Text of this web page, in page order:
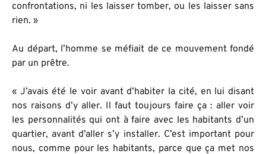
confrontations, ni les laisser tomber, ou les laisser sans
rien. »
Au départ, l’homme se méfiait de ce mouvement fondé
par un prêtre.
« J’avais été le voir avant d’habiter la cité, en lui disant
nos raisons d’y aller. Il faut toujours faire ça : aller voir
les personnalités qui ont à faire avec les habitants d’un
quartier, avant d’aller s’y installer. C’est important pour
nous, comme pour les habitants, parce que ça met nos